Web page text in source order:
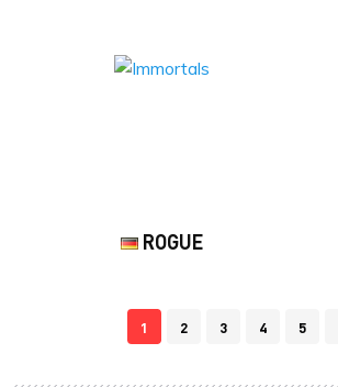
ROGUE
1 2 3 4 5